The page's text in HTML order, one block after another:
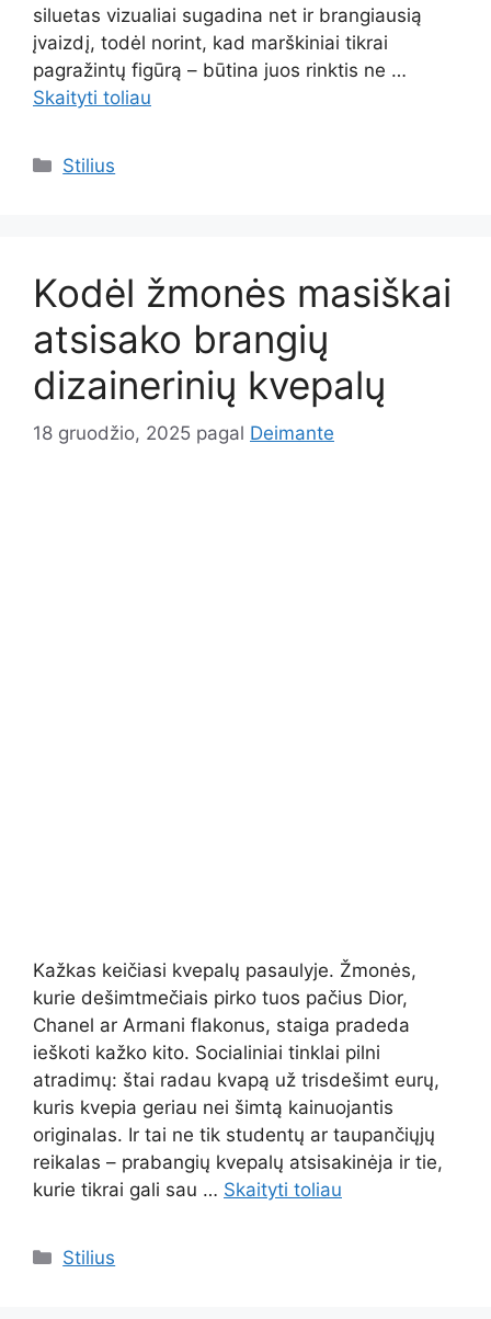
siluetas vizualiai sugadina net ir brangiausią
įvaizdį, todėl norint, kad marškiniai tikrai
pagražintų figūrą – būtina juos rinktis ne …
Skaityti toliau
Kategorijos
Stilius
Kodėl žmonės masiškai
atsisako brangių
dizainerinių kvepalų
18 gruodžio, 2025 pagal Deimante
Kažkas keičiasi kvepalų pasaulyje. Žmonės,
kurie dešimtmečiais pirko tuos pačius Dior,
Chanel ar Armani flakonus, staiga pradeda
ieškoti kažko kito. Socialiniai tinklai pilni
atradimų: štai radau kvapą už trisdešimt eurų,
kuris kvepia geriau nei šimtą kainuojantis
originalas. Ir tai ne tik studentų ar taupančiųjų
reikalas – prabangių kvepalų atsisakinėja ir tie,
kurie tikrai gali sau … Skaityti toliau
Kategorijos
Stilius